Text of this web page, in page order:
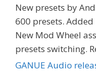
New presets by
600 presets.
New Mod Wheel
presets switching.
GANUE Audio